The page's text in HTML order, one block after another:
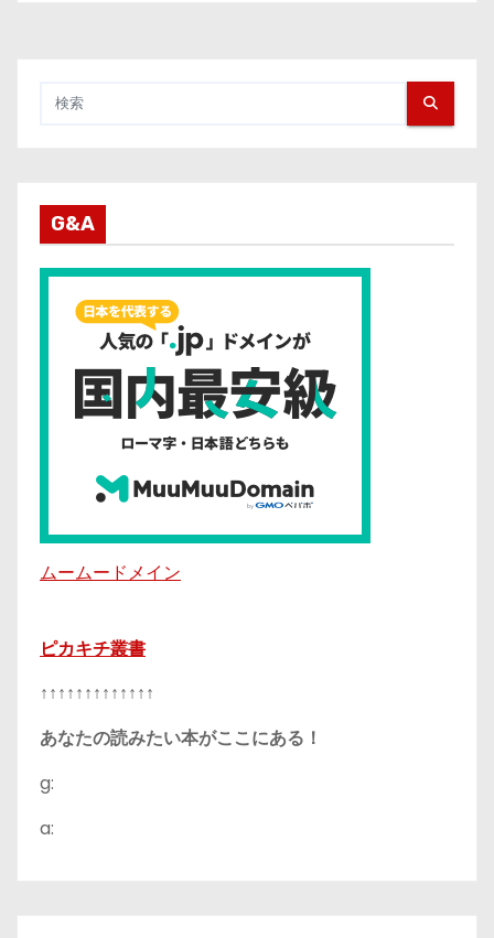
G&A
ムームードメイン
ピカキチ叢書
↑↑↑↑↑↑↑↑↑↑↑↑↑
あなたの読みたい本がここにある！
g:
a: